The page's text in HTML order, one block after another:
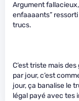
Argument
enfaaaants”
trucs.
C’est triste mais
par jour, c’est
jour, ça banalise le
légal payé avec tes